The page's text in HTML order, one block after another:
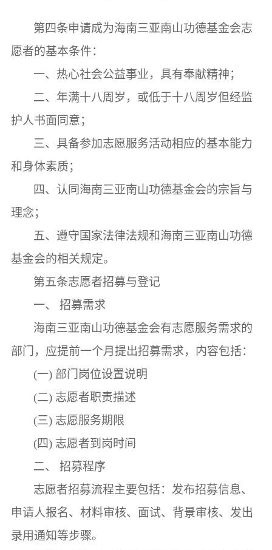
第四条申请成为海南三亚南山功德基金会志
愿者的基本条件：
一、热心社会公益事业，具有奉献精神；
二、年满十八周岁，或低于十八周岁但经监
护人书面同意；
三、具备参加志愿服务活动相应的基本能力
和身体素质；
四、认同海南三亚南山功德基金会的宗旨与
理念；
五、遵守国家法律法规和海南三亚南山功德
基金会的相关规定。
第五条志愿者招募与登记
一、 招募需求
海南三亚南山功德基金会有志愿服务需求的
部门，应提前一个月提出招募需求，内容包括：
(一) 部门岗位设置说明
(二) 志愿者职责描述
(三) 志愿服务期限
(四) 志愿者到岗时间
二、 招募程序
志愿者招募流程主要包括：发布招募信息、
申请人报名、材料审核、面试、背景审核、发出
录用通知等步骤。